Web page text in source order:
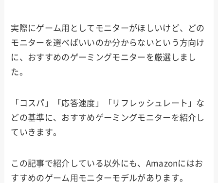
実際にゲーム用としてモニターがほしいけど、どの
モニターを選べばいいのか分からないという方向け
に、おすすめのゲーミングモニターを厳選しまし
た。
「コスパ」「応答速度」「リフレッシュレート」な
どの基準に、おすすめゲーミングモニターを紹介し
ていきます。
この記事で紹介している以外にも、Amazonにはお
すすめのゲーム用モニターモデルがあります。